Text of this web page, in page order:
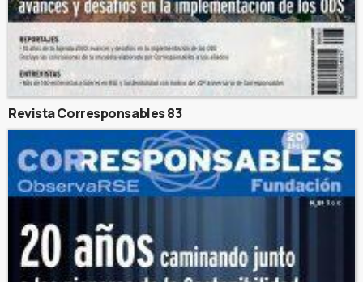
Revista Corresponsables 83